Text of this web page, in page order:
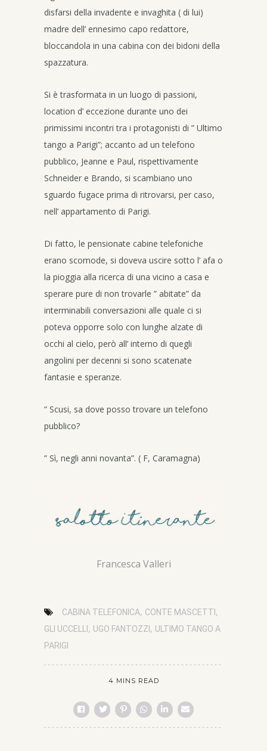
disfarsi della invadente e invaghita ( di lui)
madre dell’ ennesimo capo redattore,
bloccandola in una cabina con dei bidoni della
spazzatura.
Si è trasformata in un luogo di passioni,
location d’ eccezione durante uno dei
primissimi incontri tra i protagonisti di ” Ultimo
tango a Parigi”; accanto ad un telefono
pubblico, Jeanne e Paul, rispettivamente
Schneider e Brando, si scambiano uno
sguardo fugace prima di ritrovarsi, per caso,
nell’ appartamento di Parigi.
Di fatto, le pensionate cabine telefoniche
erano scomode, si doveva uscire sotto l’ afa o
la pioggia alla ricerca di una vicino a casa e
sperare pure di non trovarle ” abitate” da
interminabili conversazioni alle quale ci si
poteva opporre solo con lunghe alzate di
occhi al cielo, però all’ interno di quegli
angolini per decenni si sono scatenate
fantasie e speranze.
” Scusi, sa dove posso trovare un telefono
pubblico?
” Sì, negli anni novanta”. ( F, Caramagna)
Francesca Valleri
CABINA TELEFONICA, CONTE MASCETTI ,
GLI UCCELLI , UGO FANTOZZI , ULTIMO TANGO A
PARIGI
4 MINS READ